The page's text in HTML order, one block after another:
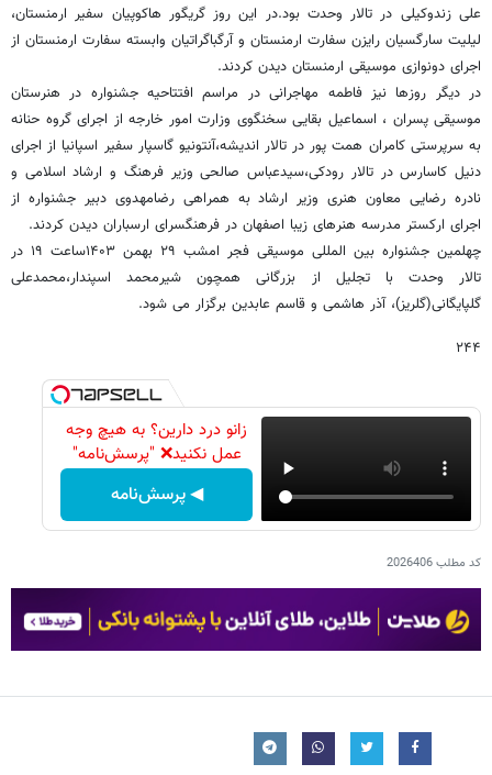
علی زندوکیلی در تالار وحدت بود.در این روز گریگور هاکوپیان سفیر ارمنستان،
لیلیت سارگسیان رایزن سفارت ارمنستان و آرگباگراتیان وابسته سفارت ارمنستان از
اجرای دونوازی موسیقی ارمنستان دیدن کردند.
در دیگر روزها نیز فاطمه مهاجرانی در مراسم افتتاحیه جشنواره در هنرستان
موسیقی پسران ، اسماعیل بقایی سخنگوی وزارت امور خارجه از اجرای گروه حنانه
به سرپرستی کامران همت پور در تالار اندیشه،آنتونیو گاسپار سفیر اسپانیا از اجرای
دنیل کاسارس در تالار رودکی،سیدعباس صالحی وزیر فرهنگ و ارشاد اسلامی و
نادره رضایی معاون هنری وزیر ارشاد به همراهی رضامهدوی دبیر جشنواره از
اجرای ارکستر مدرسه هنرهای زیبا اصفهان در فرهنگسرای ارسباران دیدن کردند.
چهلمین جشنواره بین المللی موسیقی فجر امشب ۲۹ بهمن ۱۴۰۳ساعت ۱۹ در
تالار وحدت با تجلیل از بزرگانی همچون شیرمحمد اسپندار،محمدعلی
گلپایگانی(گلریز)، آذر هاشمی و قاسم عابدین برگزار می شود.
۲۴۴
زانو درد دارین؟ به هیچ وجه
عمل نکنید❌ "پرسش‌نامه"
◀ پرسش‌نامه
کد مطلب2026406